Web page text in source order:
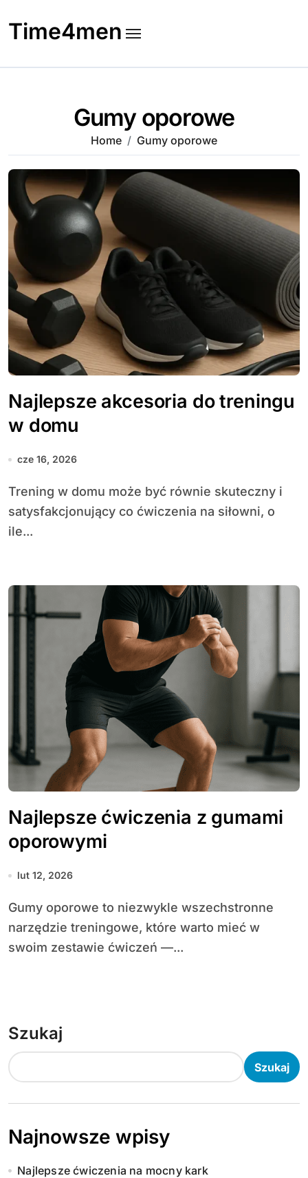
to
content
Time4men
Gumy oporowe
Home Gumy oporowe
Najlepsze akcesoria do treningu
w domu
cze 16, 2026
Trening w domu może być równie skuteczny i
satysfakcjonujący co ćwiczenia na siłowni, o
ile...
Najlepsze ćwiczenia z gumami
oporowymi
lut 12, 2026
Gumy oporowe to niezwykle wszechstronne
narzędzie treningowe, które warto mieć w
swoim zestawie ćwiczeń —...
Szukaj
Szukaj
Najnowsze wpisy
Najlepsze ćwiczenia na mocny kark